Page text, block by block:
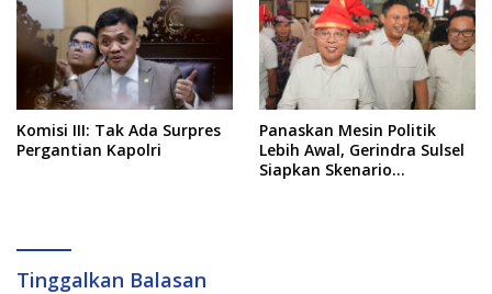
Komisi III: Tak Ada Surpres
Pergantian Kapolri
Panaskan Mesin Politik
Lebih Awal, Gerindra Sulsel
Siapkan Skenario
Tinggalkan Balasan